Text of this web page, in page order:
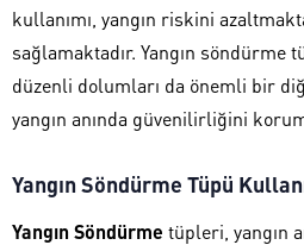
kullanımı, yangın riskini
sağlamaktadır. Yangın söndürme
düzenli dolumları da önemli bir
yangın anında güvenilirliğini
Yangın Söndürme Tüpü
Yangın Söndürme tüpleri, yangın